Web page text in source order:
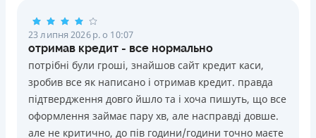
23 липня 2026 р. о 10:07
отримав кредит - все нормально
потрібні були гроші, знайшов сайт кредит каси,
зробив все як написано і отримав кредит. правда
підтвердження довго йшло та і хоча пишуть, що все
оформлення займає пару хв, але насправді довше.
але не критично, до пів години/години точно маєте